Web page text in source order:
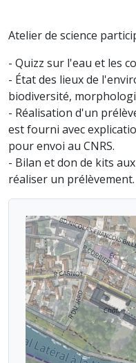
Atelier de science
- Quizz sur l'eau et les
- État des lieux de
biodiversité,
- Réalisation d'un
est fourni avec
pour envoi au CNRS.
- Bilan et don de kits
réaliser un prélèvement.